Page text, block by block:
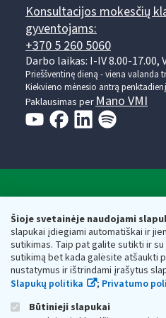
Šioje svetainėje naudojami
slapukai įdiegiami automatiškai ir
sutikimas. Taip pat galite sutikti ir
sutikimą bet kada galėsite atšaukti
nustatymus ir ištrindami įrašytus
Slapukų politika
; Privatumo
Būtinieji slapukai
Konsultacijos mokesčių
gyventojams:
+370 5 260 5060
Darbo laikas: I-IV 8.00-17.00,
Prieššventinę dieną - viena valanda
Kiekvieno mėnesio antrą
Paklausimas per Mano VMI
Respublikos finansų
Biudžetinė įstaiga. Juridinio asmens
adresas: Vasario 16-osios g. 14,
vmi@vmi.lt, E. pristatymo dėžutės
Duomenys apie Valstybinę
Respublikos finansų ministerijos